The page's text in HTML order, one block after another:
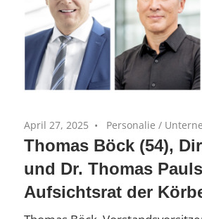
April 27, 2025 Personalie /
Thomas Böck (54),
und Dr. Thomas
Aufsichtsrat der